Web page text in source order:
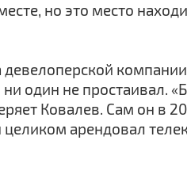
но это место
один не простаивал.
Ковалев. Сам он в
арендовал